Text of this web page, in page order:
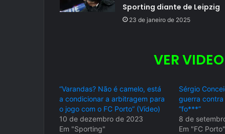
Sporting diante de Leipzig
23 de janeiro de 2025
VER
“Varandas? Não é camelo, está
a condicionar a arbitragem para
o jogo com o FC Porto” (Vídeo)
10 de dezembro de 2023
Em "Sporting"
Sérgio
guerra
“fo***”
8 de
Em "FC Porto"